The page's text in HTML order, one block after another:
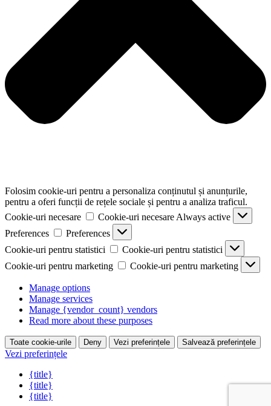
Folosim cookie-uri pentru a personaliza conținutul și anunțurile,
pentru a oferi funcții de rețele sociale și pentru a analiza traficul.
Cookie-uri necesare
Cookie-uri necesare Always active
Preferences
Preferences
Cookie-uri pentru statistici
Cookie-uri pentru statistici
Cookie-uri pentru marketing
Cookie-uri pentru marketing
Manage options
Manage services
Manage {vendor_count} vendors
Read more about these purposes
Toate cookie-urile Deny Vezi preferințele Salvează preferințele
Vezi preferințele
{title}
{title}
{title}